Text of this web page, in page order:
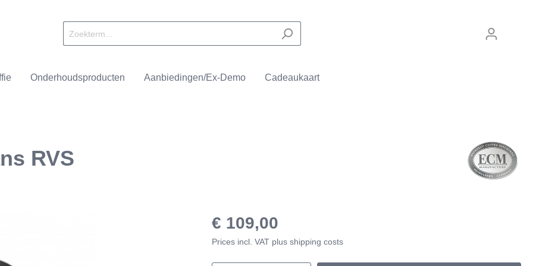
Onderhoudsproducten Aanbiedingen/Ex-Demo Cadeaukaart
RVS
€ 109,00
Prices incl. VAT plus shipping costs